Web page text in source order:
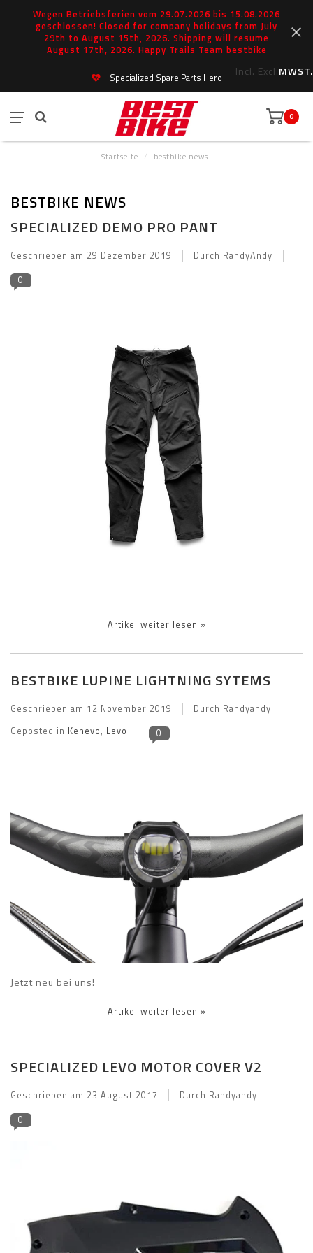
Wegen Betriebsferien vom 29.07.2026 bis 15.08.2026
geschlossen! Closed for company holidays from July
29th to August 15th, 2026. Shipping will resume
August 17th, 2026. Happy Trails Team bestbike
Incl. Excl.MWST.
Specialized Spare Parts Hero
0
Startseite / bestbike news
BESTBIKE NEWS
SPECIALIZED DEMO PRO PANT
Geschrieben am 29 Dezember 2019
Durch RandyAndy
0
Artikel weiter lesen »
BESTBIKE LUPINE LIGHTNING SYTEMS
Geschrieben am 12 November 2019
Durch Randyandy
Geposted in Kenevo, Levo 0
Jetzt neu bei uns!
Artikel weiter lesen »
SPECIALIZED LEVO MOTOR COVER V2
Geschrieben am 23 August 2017
Durch Randyandy
0